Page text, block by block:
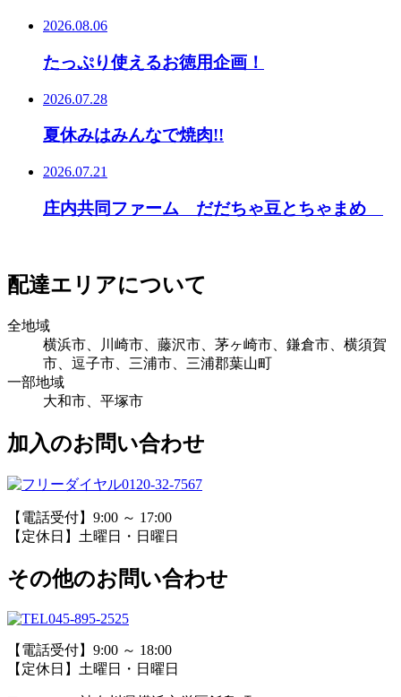
2026.08.06
たっぷり使えるお徳用企画！
2026.07.28
夏休みはみんなで焼肉!!
2026.07.21
庄内共同ファーム だだちゃ豆とちゃまめ
配達エリアについて
全地域
横浜市、川崎市、藤沢市、茅ヶ崎市、鎌倉市、横須賀
市、逗子市、三浦市、三浦郡葉山町
一部地域
大和市、平塚市
加入のお問い合わせ
0120-32-7567
【電話受付】9:00 ～ 17:00
【定休日】土曜日・日曜日
その他のお問い合わせ
045-895-2525
【電話受付】9:00 ～ 18:00
【定休日】土曜日・日曜日